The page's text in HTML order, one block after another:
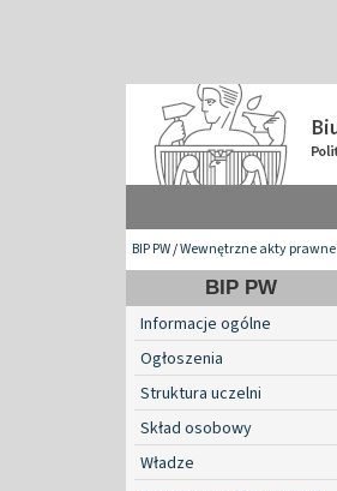
BIP PW/Wewnętrzne akty prawne
BIP PW
Informacje ogólne
Ogłoszenia
Struktura uczelni
Skład osobowy
Władze